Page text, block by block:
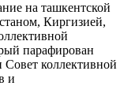
на ташкентской
Киргизией,
парафирован
коллективной
и